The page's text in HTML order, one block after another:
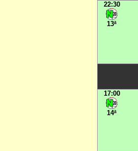
22:30
13ª
17:00
14ª